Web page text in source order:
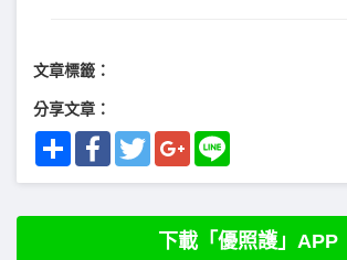
文章標籤：
分享文章：
Share FacebookTwitterGoogle+
下載「優照護」APP